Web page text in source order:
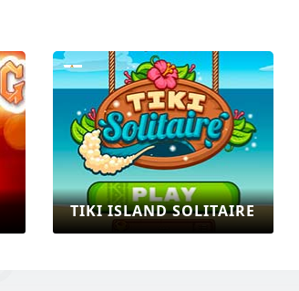
TIKI ISLAND SOLITAIRE